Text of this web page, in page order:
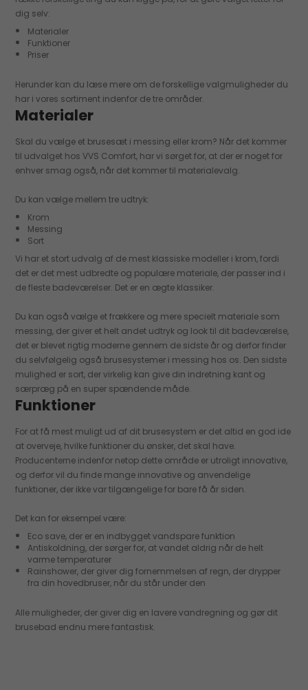
dig selv:
Materialer
Funktioner
Priser
Herunder kan du læse mere om de forskellige valgmuligheder du
har i vores sortiment indenfor de tre områder.
Materialer
Skal du vælge et brusesæt i messing eller krom? Når det kommer
til udvalget hos VVS Comfort, har vi sørget for, at der er noget for
enhver smag også, når det kommer til materialevalg.
Du kan vælge mellem tre udtryk:
Krom
Messing
Sort
Vi har et stort udvalg af de mest klassiske modeller i krom, fordi
det er det mest udbredte og populære materiale, der passer ind i
de fleste badeværelser. Det er en ægte klassiker.
Du kan også vælge et frækkere og mere specielt materiale som
messing, der giver et helt andet udtryk og look til dit badeværelse,
det er blevet rigtig moderne gennem de sidste år og derfor finder
du selvfølgelig også brusesystemer i messing hos os. Den sidste
mulighed er sort, der virkelig kan give din indretning kant og
særpræg på en super spændende måde.
Funktioner
For at få mest muligt ud af dit brusesystem er det altid en god ide
at overveje, hvilke funktioner du ønsker, det skal have.
Producenterne indenfor netop dette område er utroligt innovative,
og derfor vil du finde mange innovative og anvendelige
funktioner, der ikke var tilgængelige for bare få år siden.
Det kan for eksempel være:
Eco save, der er en indbygget vandspare funktion
Antiskoldning, der sørger for, at vandet aldrig når de helt
varme temperaturer
Rainshower, der giver dig fornemmelsen af regn, der drypper
fra din hovedbruser, når du står under den
Alle muligheder, der giver dig en lavere vandregning og gør dit
brusebad endnu mere fantastisk.